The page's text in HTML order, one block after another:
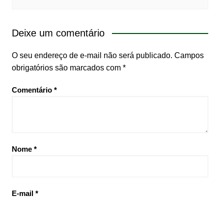
Deixe um comentário
O seu endereço de e-mail não será publicado. Campos
obrigatórios são marcados com *
Comentário *
Nome *
E-mail *